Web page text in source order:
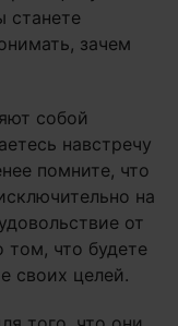
станете
зачем
собой
навстречу
помните, что
на
от
том, что будете
своих целей.